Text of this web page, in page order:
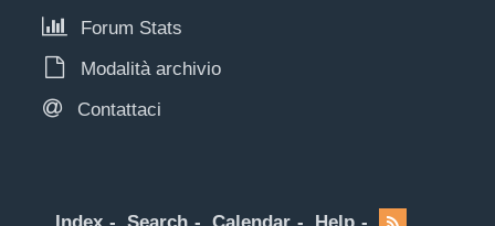
Forum Stats
Modalità archivio
Contattaci